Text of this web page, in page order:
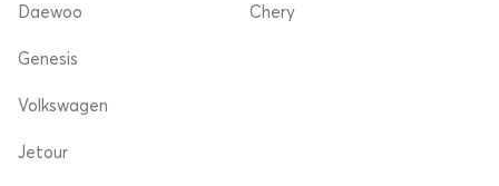
Daewoo Chery
Genesis
Volkswagen
Jetour